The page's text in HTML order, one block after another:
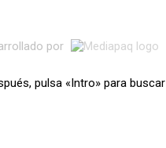
por
pulsa «Intro» para buscar